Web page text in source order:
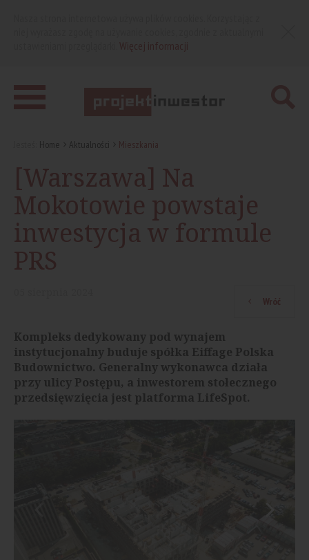
Home Aktualności Mieszkania
[Warszawa] Na
Mokotowie powstaje
inwestycja w formule
PRS
Wróć
Kompleks dedykowany pod wynajem
instytucjonalny buduje spółka Eiffage Polska
Budownictwo. Generalny wykonawca działa
przy ulicy Postępu, a inwestorem stołecznego
przedsięwzięcia jest platforma LifeSpot.